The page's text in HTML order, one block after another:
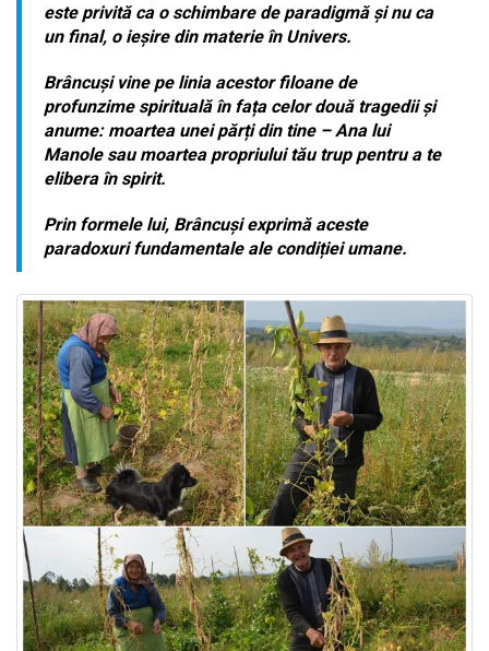
este privită ca o schimbare de paradigmă și nu ca
un final, o ieșire din materie în Univers.
Brâncuși vine pe linia acestor filoane de
profunzime spirituală în fața celor două tragedii și
anume: moartea unei părți din tine – Ana lui
Manole sau moartea propriului tău trup pentru a te
elibera în spirit.
Prin formele lui, Brâncuși exprimă aceste
paradoxuri fundamentale ale condiției umane.